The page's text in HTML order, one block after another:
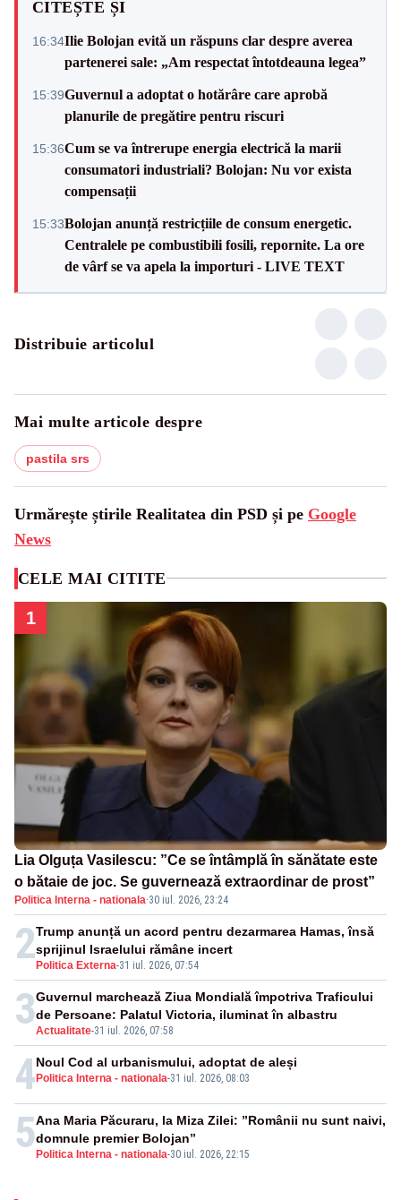
CITEȘTE ȘI
16:34Ilie Bolojan evită un răspuns clar despre averea
partenerei sale: „Am respectat întotdeauna legea”
15:39Guvernul a adoptat o hotărâre care aprobă
planurile de pregătire pentru riscuri
15:36Cum se va întrerupe energia electrică la marii
consumatori industriali? Bolojan: Nu vor exista
compensații
15:33Bolojan anunță restricțiile de consum energetic.
Centralele pe combustibili fosili, repornite. La ore
de vârf se va apela la importuri - LIVE TEXT
Distribuie articolul
Mai multe articole despre
pastila srs
Urmărește știrile Realitatea din PSD și pe Google
News
CELE MAI CITITE
1
Lia Olguța Vasilescu: ”Ce se întâmplă în sănătate este
o bătaie de joc. Se guvernează extraordinar de prost”
Politica Interna - nationala·30 iul. 2026, 23:24
2 Politica Externa-31 iul. 2026, 07:54
Trump anunță un acord pentru dezarmarea Hamas, însă
sprijinul Israelului rămâne incert
3Actualitate-31 iul. 2026, 07:58
Guvernul marchează Ziua Mondială împotriva Traficului
de Persoane: Palatul Victoria, iluminat în albastru
4 Politica Interna - nationala-31 iul. 2026, 08:03
Noul Cod al urbanismului, adoptat de aleși
5 Politica Interna - nationala-30 iul. 2026, 22:15
Ana Maria Păcuraru, la Miza Zilei: ”Românii nu sunt naivi,
domnule premier Bolojan”